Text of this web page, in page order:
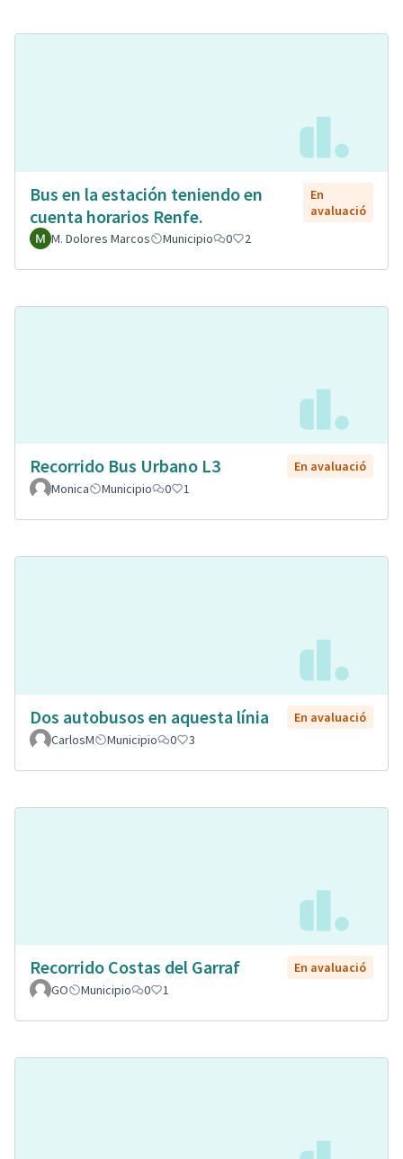
Bus en la estación teniendo en
cuenta horarios Renfe.
En
avaluació
M. Dolores Marcos
Municipio 0 2
Recorrido Bus Urbano L3
En avaluació
Monica
Municipio 0 1
Dos autobusos en aquesta línia
En avaluació
CarlosM
Municipio 0 3
Recorrido Costas del Garraf
En avaluació
GO
Municipio 0 1